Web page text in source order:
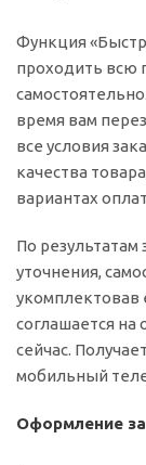
Функция
проходить всю
время вам
все условия
качества
вариантах
По результатам
уточнения,
укомплектовав
соглашается
сейчас.
мобильный
Оформление